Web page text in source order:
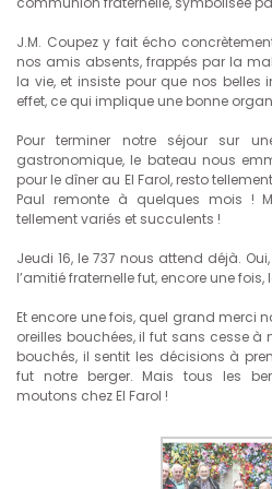
J.M. Coupez y fait écho
nos amis absents, frappés par la
la vie, et insiste pour que nos belles
effet, ce qui implique une bonne
Pour terminer notre séjour sur
gastronomique, le bateau nous
pour le dîner au El Farol, resto
Paul remonte à quelques mois !
tellement variés et succulents !
Jeudi 16, le 737 nous attend déjà.
l’amitié fraternelle fut, encore une
Et encore une fois, quel grand merci
oreilles bouchées, il fut sans cesse à
bouchés, il sentit les décisions à
fut notre berger. Mais tous les
moutons chez El Farol !